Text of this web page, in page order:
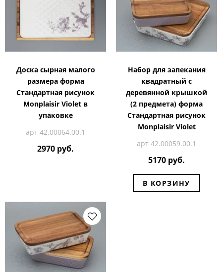
Доска сырная малого
размера форма
Стандартная рисунок
Monplaisir Violet в
упаковке
арт 42.00064.00.1
2970 руб.
Набор для запекания
квадратный с
деревянной крышкой
(2 предмета) форма
Стандартная рисунок
Monplaisir Violet
арт 42.00059.00.1
5170 руб.
В КОРЗИНУ